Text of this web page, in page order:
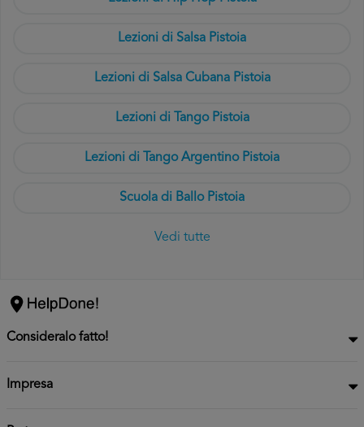
Lezioni di Salsa Pistoia
Lezioni di Salsa Cubana Pistoia
Lezioni di Tango Pistoia
Lezioni di Tango Argentino Pistoia
Scuola di Ballo Pistoia
Vedi tutte
Consideralo fatto!
Impresa